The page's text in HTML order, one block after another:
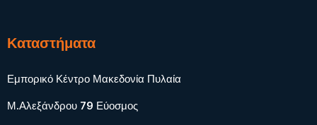
Καταστήματα
Εμπορικό Κέντρο Μακεδονία Πυλαία
Μ.Αλεξάνδρου 79 Εύοσμος